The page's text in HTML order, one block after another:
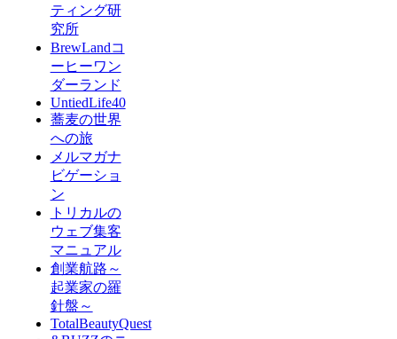
ティング研
究所
BrewLandコ
ーヒーワン
ダーランド
UntiedLife40
蕎麦の世界
への旅
メルマガナ
ビゲーショ
ン
トリカルの
ウェブ集客
マニュアル
創業航路～
起業家の羅
針盤～
TotalBeautyQuest